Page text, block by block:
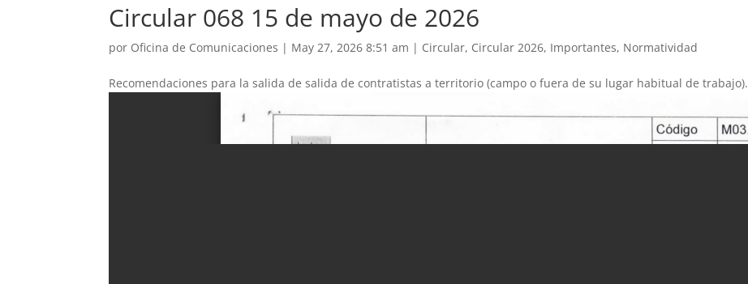
Circular 068 15 de mayo de 2026
por Oficina de Comunicaciones | May 27, 2026 8:51 am | Circular, Circular 2026, Importantes, Normatividad
Recomendaciones para la salida de salida de contratistas a territorio (campo o fuera de su lugar habitual de trabajo).